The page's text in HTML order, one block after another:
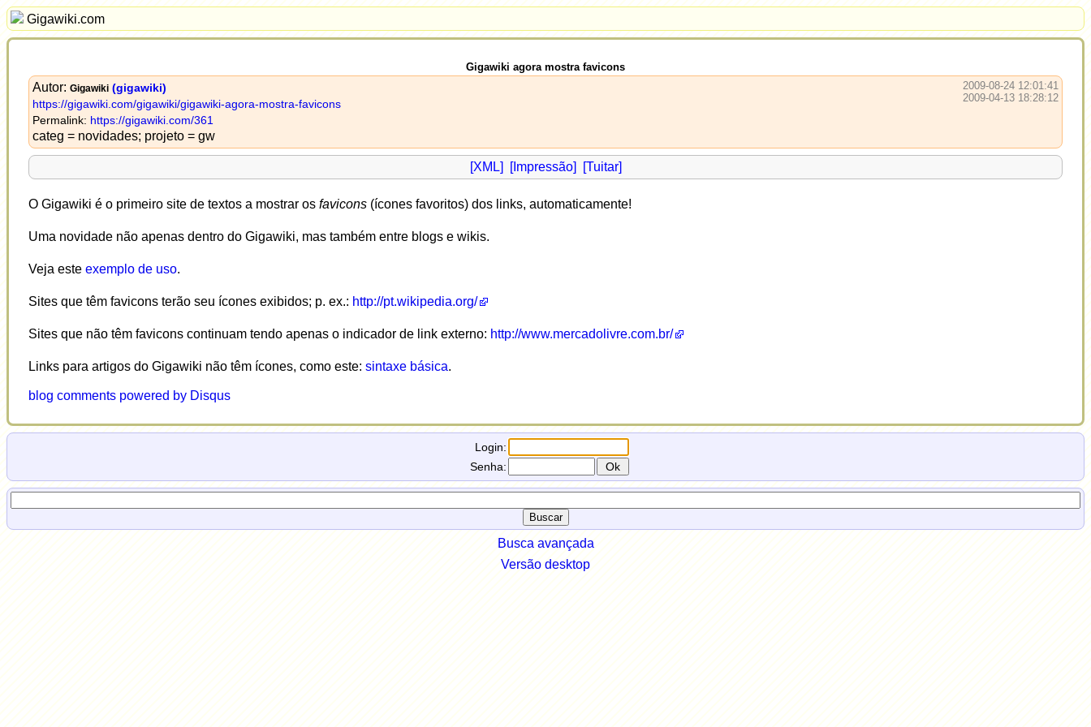
Gigawiki.com
Gigawiki agora mostra favicons
2009-08-24 12:01:41
2009-04-13 18:28:12
Autor: Gigawiki (gigawiki)
https://gigawiki.com/gigawiki/gigawiki-agora-mostra-favicons
Permalink: https://gigawiki.com/361
categ = novidades; projeto = gw
[XML] [Impressão] [Tuitar]
O Gigawiki é o primeiro site de textos a mostrar os favicons (ícones favoritos) dos links, automaticamente!
Uma novidade não apenas dentro do Gigawiki, mas também entre blogs e wikis.
Veja este exemplo de uso.
Sites que têm favicons terão seu ícones exibidos; p. ex.: http://pt.wikipedia.org/
Sites que não têm favicons continuam tendo apenas o indicador de link externo: http://www.mercadolivre.com.br/
Links para artigos do Gigawiki não têm ícones, como este: sintaxe básica.
blog comments powered by Disqus
Login:
Senha:
Busca avançada
Versão desktop